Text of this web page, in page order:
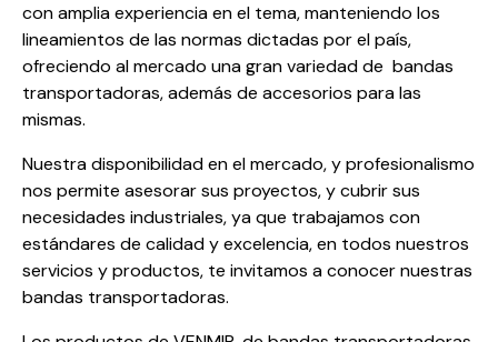
con amplia experiencia en el tema, manteniendo los
lineamientos de las normas dictadas por el país,
ofreciendo al mercado una gran variedad de bandas
transportadoras, además de accesorios para las
mismas.
Nuestra disponibilidad en el mercado, y profesionalismo
nos permite asesorar sus proyectos, y cubrir sus
necesidades industriales, ya que trabajamos con
estándares de calidad y excelencia, en todos nuestros
servicios y productos, te invitamos a conocer nuestras
bandas transportadoras.